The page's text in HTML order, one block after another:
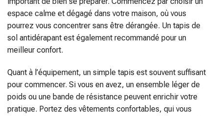
espace calme et dégagé dans votre maison, où vous
pourrez vous concentrer sans être dérangée. Un tapis de
sol antidérapant est également recommandé pour un
meilleur confort.
Quant à l’équipement, un simple tapis est souvent suffisant
pour commencer. Si vous en avez, un ensemble léger de
poids ou une bande de résistance peuvent enrichir votre
pratique. Portez des vêtements confortables, qui vous